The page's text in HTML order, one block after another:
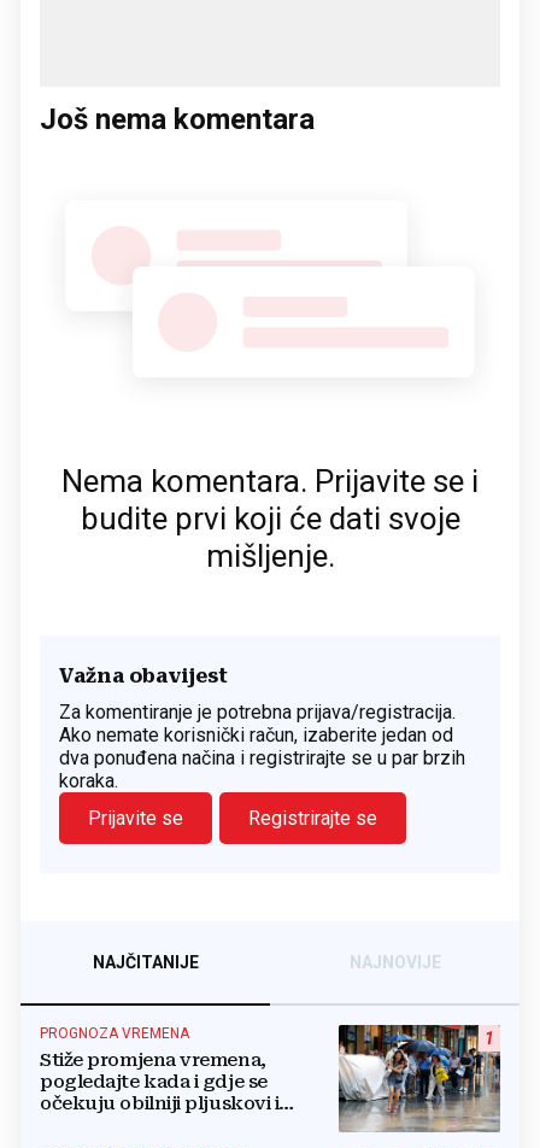
Još nema komentara
Nema komentara. Prijavite se i
budite prvi koji će dati svoje
mišljenje.
Važna obavijest
Za komentiranje je potrebna prijava/registracija.
Ako nemate korisnički račun, izaberite jedan od
dva ponuđena načina i registrirajte se u par brzih
koraka.
Prijavite se
Registrirajte se
NAJČITANIJE NAJNOVIJE
1
PROGNOZA VREMENA
Stiže promjena vremena,
pogledajte kada i gdje se
očekuju obilniji pljuskovi i